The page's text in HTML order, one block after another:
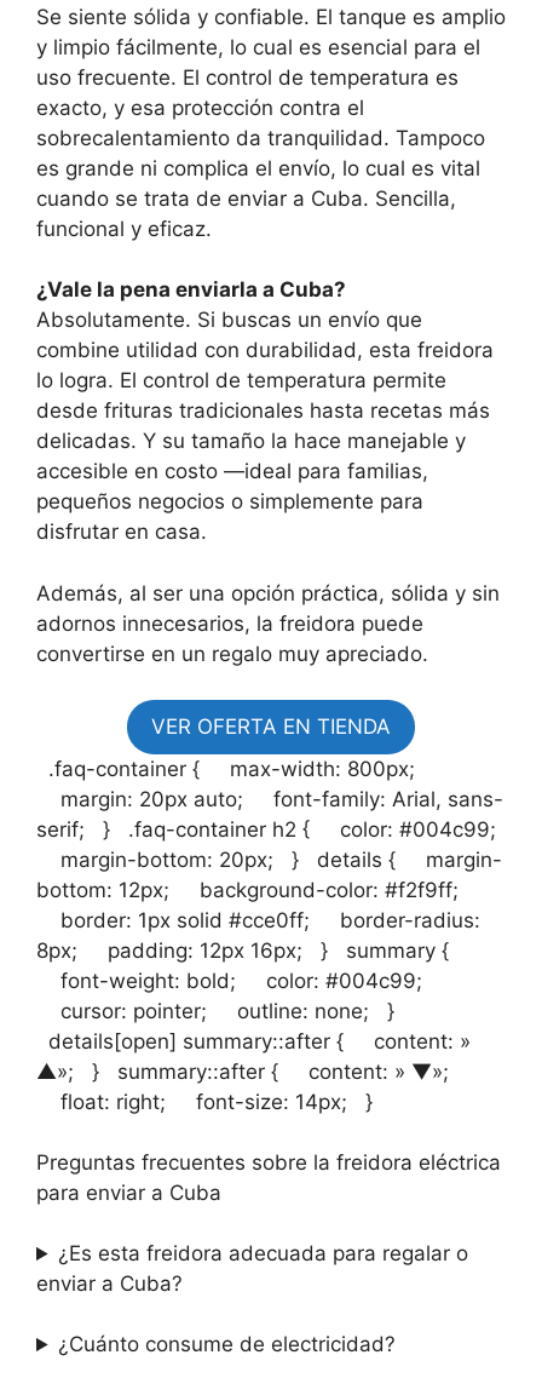
Se siente sólida y confiable. El tanque es amplio
y limpio fácilmente, lo cual es esencial para el
uso frecuente. El control de temperatura es
exacto, y esa protección contra el
sobrecalentamiento da tranquilidad. Tampoco
es grande ni complica el envío, lo cual es vital
cuando se trata de enviar a Cuba. Sencilla,
funcional y eficaz.
¿Vale la pena enviarla a Cuba?
Absolutamente. Si buscas un envío que
combine utilidad con durabilidad, esta freidora
lo logra. El control de temperatura permite
desde frituras tradicionales hasta recetas más
delicadas. Y su tamaño la hace manejable y
accesible en costo —ideal para familias,
pequeños negocios o simplemente para
disfrutar en casa.
Además, al ser una opción práctica, sólida y sin
adornos innecesarios, la freidora puede
convertirse en un regalo muy apreciado.
VER OFERTA EN TIENDA
.faq-container { max-width: 800px;
margin: 20px auto; font-family: Arial, sans-
serif; } .faq-container h2 { color: #004c99;
margin-bottom: 20px; } details { margin-
bottom: 12px; background-color: #f2f9ff;
border: 1px solid #cce0ff; border-radius:
8px; padding: 12px 16px; } summary {
font-weight: bold; color: #004c99;
cursor: pointer; outline: none; }
details[open] summary::after { content: »
▲»; } summary::after { content: » ▼»;
float: right; font-size: 14px; }
Preguntas frecuentes sobre la freidora eléctrica
para enviar a Cuba
¿Es esta freidora adecuada para regalar o
enviar a Cuba?
¿Cuánto consume de electricidad?